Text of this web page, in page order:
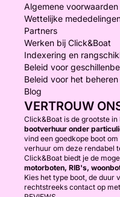
Algemene voorwaarden
Wettelijke
Partners
Werken bij Click&Boat
Indexering en
Beleid voor
Beleid voor het
Blog
VERTROUW
Click&Boat is de grootste
bootverhuur onder
vind een goedkope boot
verhuur om deze rendabel
Click&Boat biedt je de
motorboten, RIB's,
Kies het type boot, de duur
rechtstreeks contact op